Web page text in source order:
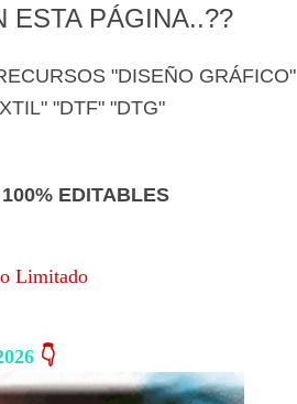
ESTA PÁGINA..??
"DISEÑO GRÁFICO"
"DTF" "DTG"
EDITABLES
Limitado
👇